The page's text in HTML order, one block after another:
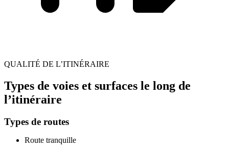
QUALITÉ DE L’ITINÉRAIRE
Types de voies et surfaces le long de
l’itinéraire
Types de routes
Route tranquille